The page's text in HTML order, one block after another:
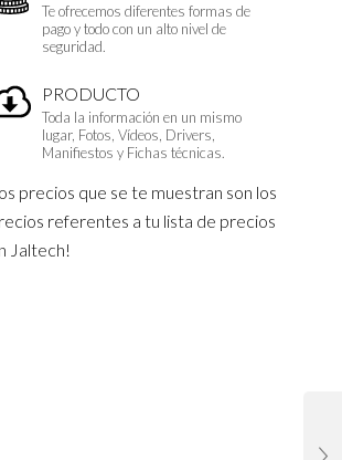
Te ofrecemos diferentes formas de
pago y todo con un alto nivel de
seguridad.
PRODUCTO
Toda la información en un mismo
lugar, Fotos, Vídeos, Drivers,
Manifiestos y Fichas técnicas.
precios que se te muestran son los
referentes a tu lista de precios
Jaltech!